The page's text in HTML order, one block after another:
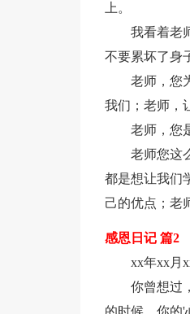
上。
我看着老
不要累坏了身
老师，您
我们；老师，
老师，您
老师您这
都是想让我们
己的优点；
感恩日记 篇2
xx年xx月
你曾想过
的时候，你的'